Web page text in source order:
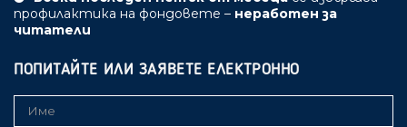
профилактика на фондовете – неработен за
читатели
ПОПИТАЙТЕ ИЛИ ЗАЯВЕТЕ ЕЛЕКТРОННО